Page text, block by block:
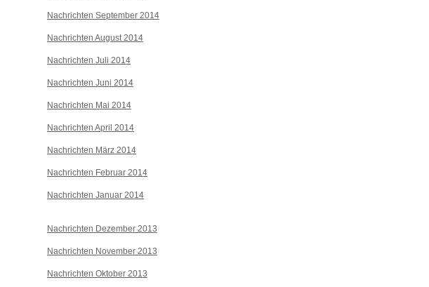
Nachrichten September 2014
Nachrichten August 2014
Nachrichten Juli 2014
Nachrichten Juni 2014
Nachrichten Mai 2014
Nachrichten April 2014
Nachrichten März 2014
Nachrichten Februar 2014
Nachrichten Januar 2014
Nachrichten Dezember 2013
Nachrichten November 2013
Nachrichten Oktober 2013